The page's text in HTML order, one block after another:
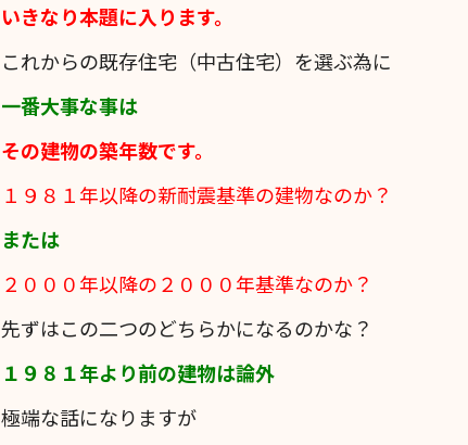
いきなり本題に入ります。
これからの既存住宅（中古住宅）を選ぶ為に
一番大事な事は
その建物の築年数です。
１９８１年以降の新耐震基準の建物なのか？
または
２０００年以降の２０００年基準なのか？
先ずはこの二つのどちらかになるのかな？
１９８１年より前の建物は論外
極端な話になりますが